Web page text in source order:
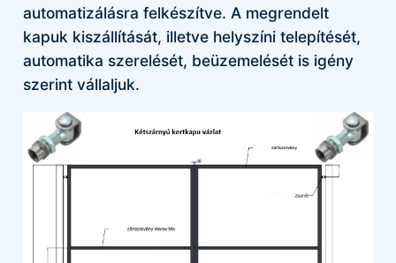
automatizálásra felkészítve. A megrendelt
kapuk kiszállítását, illetve helyszíni telepítését,
automatika szerelését, beüzemelését is igény
szerint vállaljuk.